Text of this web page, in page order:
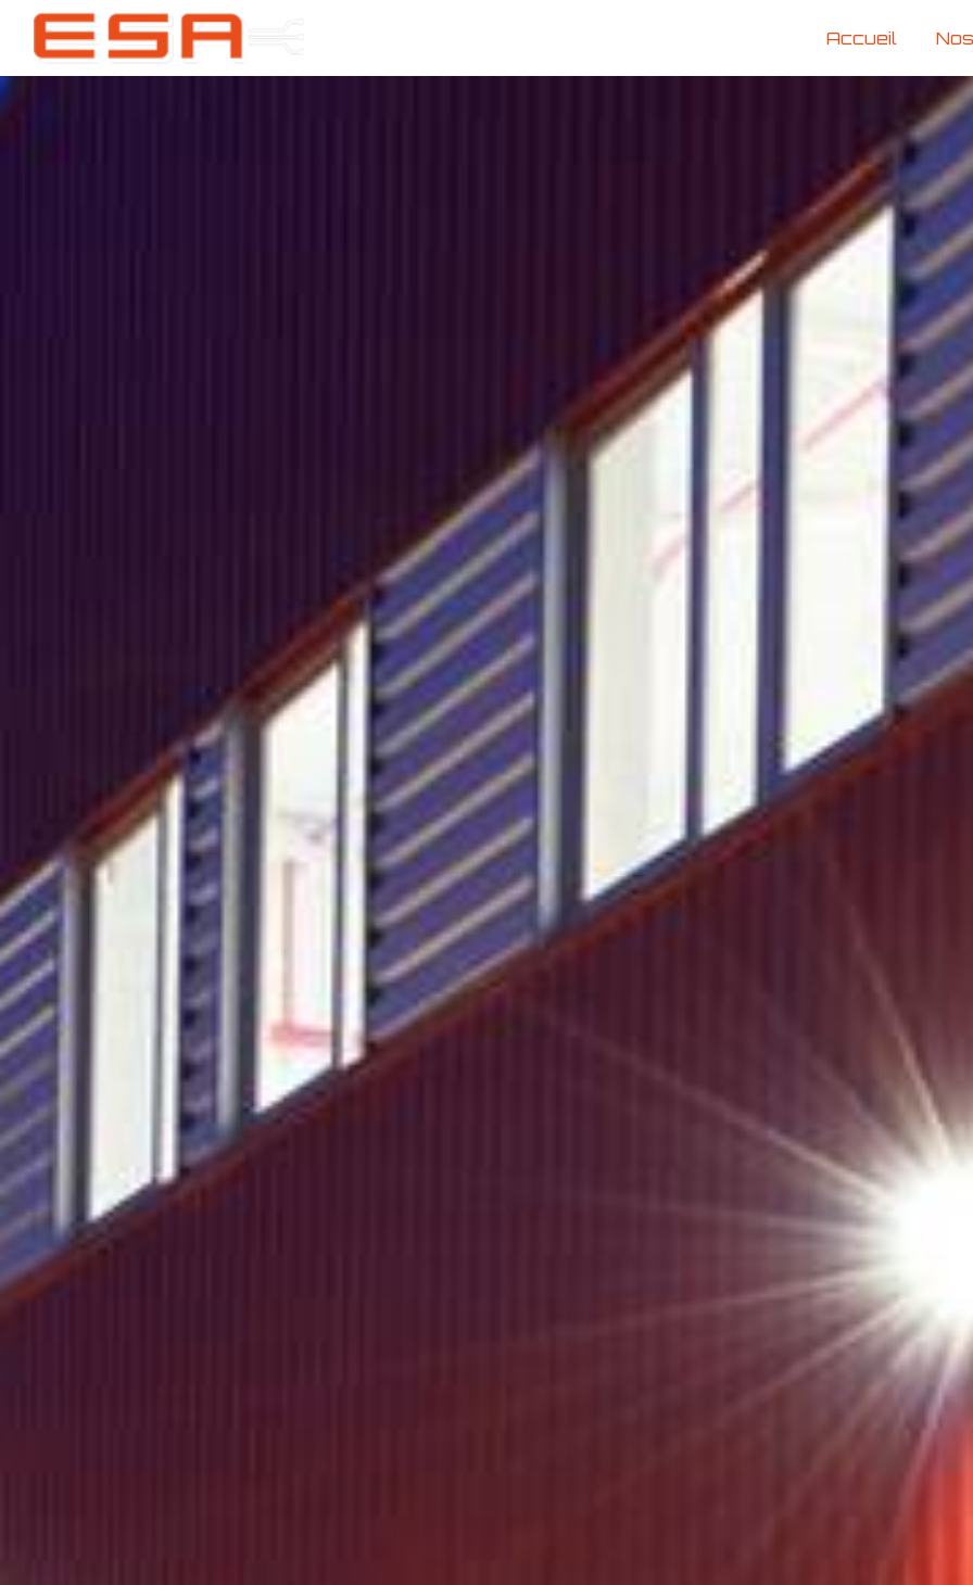
Accueil
Panneau de gestion des cookies